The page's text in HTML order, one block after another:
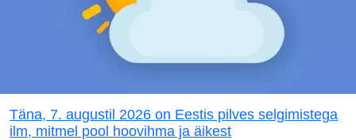
Täna, 7. augustil 2026 on Eestis pilves selgimistega
ilm, mitmel pool hoovihma ja äikest